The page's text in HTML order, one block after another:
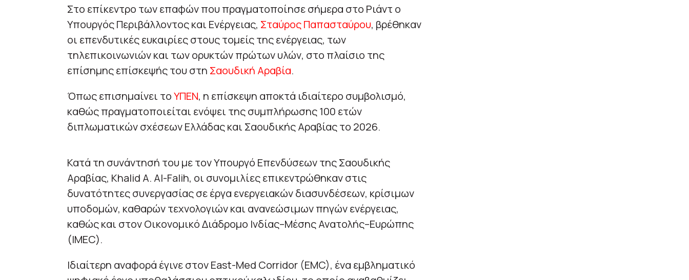
Στο επίκεντρο των επαφών που πραγματοποίησε σήμερα στο Ριάντ ο
Υπουργός Περιβάλλοντος και Ενέργειας, Σταύρος Παπασταύρου, βρέθηκαν
οι επενδυτικές ευκαιρίες στους τομείς της ενέργειας, των
τηλεπικοινωνιών και των ορυκτών πρώτων υλών, στο πλαίσιο της
επίσημης επίσκεψής του στη Σαουδική Αραβία.
Όπως επισημαίνει τοΥΠΕΝ, η επίσκεψη αποκτά ιδιαίτερο συμβολισμό,
καθώς πραγματοποιείται ενόψει της συμπλήρωσης 100 ετών
διπλωματικών σχέσεων Ελλάδας και Σαουδικής Αραβίας το 2026.
Κατά τη συνάντησή του με τον Υπουργό Επενδύσεων της Σαουδικής
Αραβίας, Khalid A. Al-Falih, οι συνομιλίες επικεντρώθηκαν στις
δυνατότητες συνεργασίας σε έργα ενεργειακών διασυνδέσεων, κρίσιμων
υποδομών, καθαρών τεχνολογιών και ανανεώσιμων πηγών ενέργειας,
καθώς και στον Οικονομικό Διάδρομο Ινδίας–Μέσης Ανατολής–Ευρώπης
(IMEC).
Ιδιαίτερη αναφορά έγινε στον East-Med Corridor (EMC), ένα εμβληματικό